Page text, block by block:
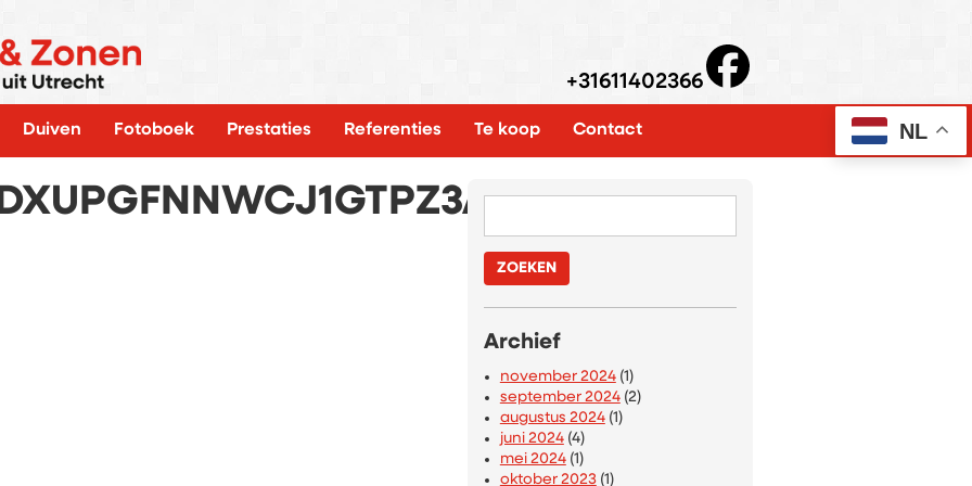
+31611402366
Duiven Fotoboek Prestaties Referenties Te koop Contact
Archief
november 2024(1)
september 2024(2)
augustus 2024(1)
juni 2024(4)
mei 2024(1)
oktober 2023(1)
NL